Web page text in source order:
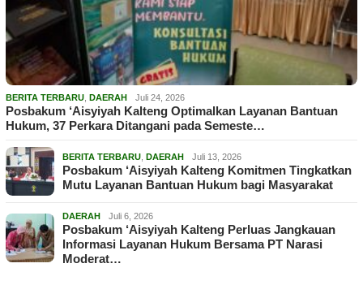
BERITA TERBARU, DAERAH Juli 24, 2026
Posbakum ‘Aisyiyah Kalteng Optimalkan Layanan Bantuan
Hukum, 37 Perkara Ditangani pada Semeste…
BERITA TERBARU, DAERAH Juli 13, 2026
Posbakum ‘Aisyiyah Kalteng Komitmen Tingkatkan
Mutu Layanan Bantuan Hukum bagi Masyarakat
DAERAH Juli 6, 2026
Posbakum ‘Aisyiyah Kalteng Perluas Jangkauan
Informasi Layanan Hukum Bersama PT Narasi
Moderat…